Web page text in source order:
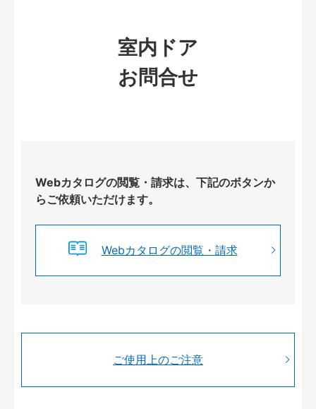
室内ドア
お問合せ
Webカタログの閲覧・請求は、下記のボタンか
らご依頼いただけます。
Webカタログの閲覧・請求
ご使用上のご注意